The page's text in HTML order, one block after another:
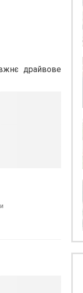
драйвове